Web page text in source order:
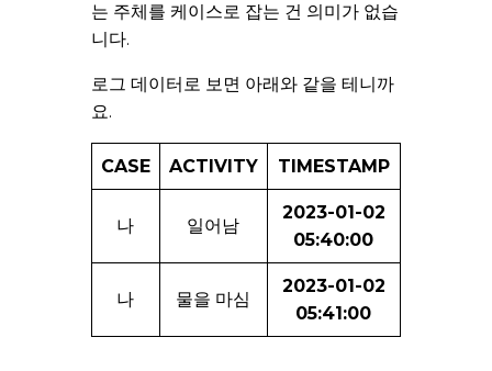
는 주체를 케이스로 잡는 건 의미가 없습
니다.
로그 데이터로 보면 아래와 같을 테니까
요.
CASE ACTIVITY TIMESTAMP
나 일어남
2023-01-02
05:40:00
나 물을 마심
2023-01-02
05:41:00